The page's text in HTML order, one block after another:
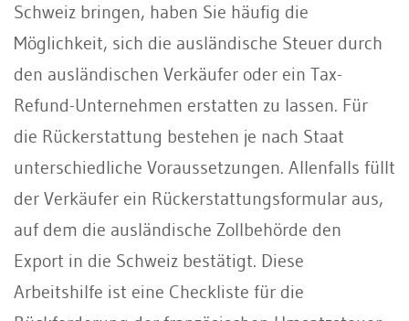
Schweiz bringen, haben Sie häufig die
Möglichkeit, sich die ausländische Steuer durch
den ausländischen Verkäufer oder ein Tax-
Refund-Unternehmen erstatten zu lassen. Für
die Rückerstattung bestehen je nach Staat
unterschiedliche Voraussetzungen. Allenfalls füllt
der Verkäufer ein Rückerstattungsformular aus,
auf dem die ausländische Zollbehörde den
Export in die Schweiz bestätigt. Diese
Arbeitshilfe ist eine Checkliste für die